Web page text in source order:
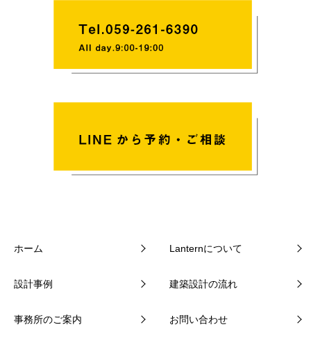
ホーム Lanternについて
設計事例 建築設計の流れ
事務所のご案内 お問い合わせ